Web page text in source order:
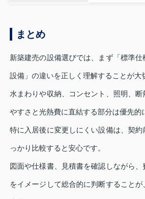
まとめ
新築建売の設備選びでは、まず「標準
設備」の違いを正しく理解することが大
水まわりや収納、コンセント、照明、断
やすさと光熱費に直結する部分は優先的
特に入居後に変更しにくい設備は、契約
っかり比較すると安心です。
図面や仕様書、見積書を確認しながら、
をイメージして総合的に判断すること